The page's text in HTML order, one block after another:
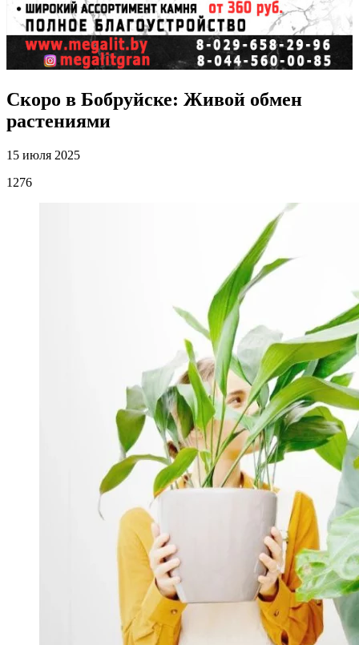
Скоро в Бобруйске: Живой обмен
растениями
15 июля 2025
1276